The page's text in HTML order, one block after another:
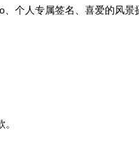
个人专属签名、喜爱的风